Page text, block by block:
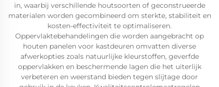
in, waarbij verschillende houtsoorten of geconstrueerde
materialen worden gecombineerd om sterkte, stabiliteit en
kosten-effectiviteit te optimaliseren.
Oppervlaktebehandelingen die worden aangebracht op
houten panelen voor kastdeuren omvatten diverse
afwerkopties zoals natuurlijke kleurstoffen, geverfde
oppervlakken en beschermende lagen die het uiterlijk
verbeteren en weerstand bieden tegen slijtage door